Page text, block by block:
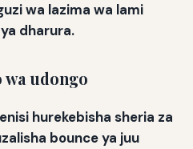
wa lazima wa lami
dharura.
udongo
hurekebisha sheria za
bounce ya juu